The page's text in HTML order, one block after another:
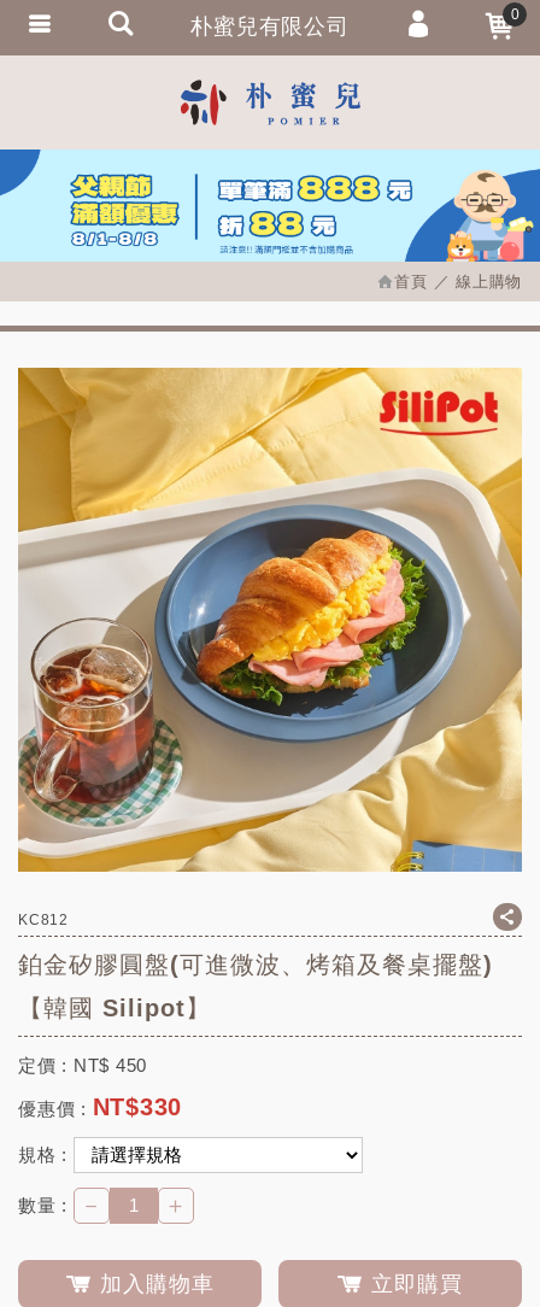
首頁 線上購物
KC812
鉑金矽膠圓盤(可進微波、烤箱及餐桌擺盤)
【韓國 Silipot】
定價 : NT$ 450
優惠價 : NT$330
規格 :
數量 : － ＋
加入購物車 立即購買
朴蜜兒有限公司 0
會員登入
會員註冊
忘記密碼
訂單查詢
匯款通知
繁體中文